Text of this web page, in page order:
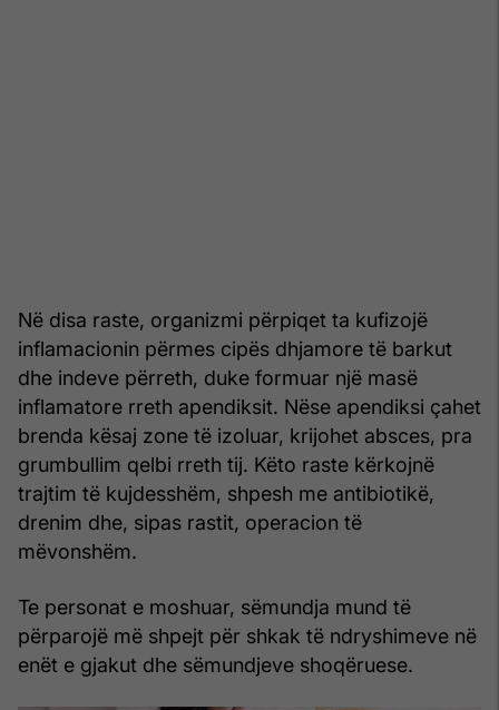
Në disa raste, organizmi përpiqet ta kufizojë
inflamacionin përmes cipës dhjamore të barkut
dhe indeve përreth, duke formuar një masë
inflamatore rreth apendiksit. Nëse apendiksi çahet
brenda kësaj zone të izoluar, krijohet absces, pra
grumbullim qelbi rreth tij. Këto raste kërkojnë
trajtim të kujdesshëm, shpesh me antibiotikë,
drenim dhe, sipas rastit, operacion të
mëvonshëm.
Te personat e moshuar, sëmundja mund të
përparojë më shpejt për shkak të ndryshimeve në
enët e gjakut dhe sëmundjeve shoqëruese.